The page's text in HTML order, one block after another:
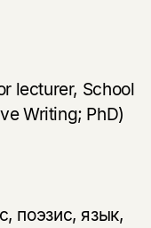
lecturer, School
Writing; PhD)
поэзис, язык,